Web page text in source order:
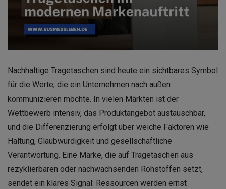
Nachhaltige Tragetaschen sind heute ein sichtbares Symbol
für die Werte, die ein Unternehmen nach außen
kommunizieren möchte. In vielen Märkten ist der
Wettbewerb intensiv, das Produktangebot austauschbar,
und die Differenzierung erfolgt über weiche Faktoren wie
Haltung, Glaubwürdigkeit und gesellschaftliche
Verantwortung. Eine Marke, die auf Tragetaschen aus
rezyklierbaren oder nachwachsenden Rohstoffen setzt,
sendet ein klares Signal: Ressourcen werden ernst